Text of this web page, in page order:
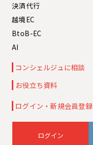
決済代行
越境EC
BtoB-EC
AI
コンシェルジュに相談
お役立ち資料
ログイン・新規会員登録